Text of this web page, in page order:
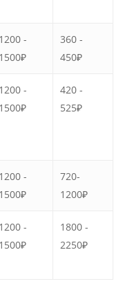
1200 -
1500₽
360 -
450₽
1200 -
1500₽
420 -
525₽
1200 -
1500₽
720-
1200₽
1200 -
1500₽
1800 -
2250₽